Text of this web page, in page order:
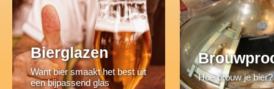
Bierglazen
Want bier smaakt het best uit
een bijpassend glas
Hoe brouw je bier?